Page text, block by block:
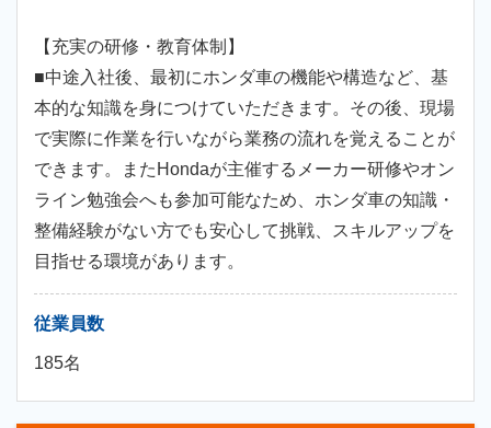
【充実の研修・教育体制】
■中途入社後、最初にホンダ車の機能や構造など、基
本的な知識を身につけていただきます。その後、現場
で実際に作業を行いながら業務の流れを覚えることが
できます。またHondaが主催するメーカー研修やオン
ライン勉強会へも参加可能なため、ホンダ車の知識・
整備経験がない方でも安心して挑戦、スキルアップを
目指せる環境があります。
従業員数
185名